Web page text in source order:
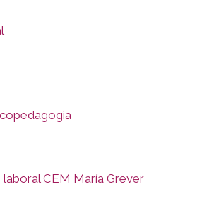
laboral CEM María Grever